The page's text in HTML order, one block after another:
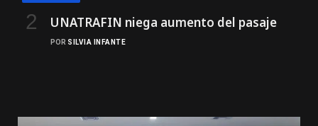
UNATRAFIN niega aumento del pasaje
POR SILVIA INFANTE